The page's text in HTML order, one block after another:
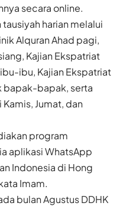
secara online.
harian melalui
AlquranAhad pagi,
Kajian Ekspatriat
ibu, Kajian Ekspatriat
bapak-bapak, serta
Kamis, Jumat, dan
program
aplikasi WhatsApp
Indonesia di Hong
Imam.
bulan Agustus DDHK